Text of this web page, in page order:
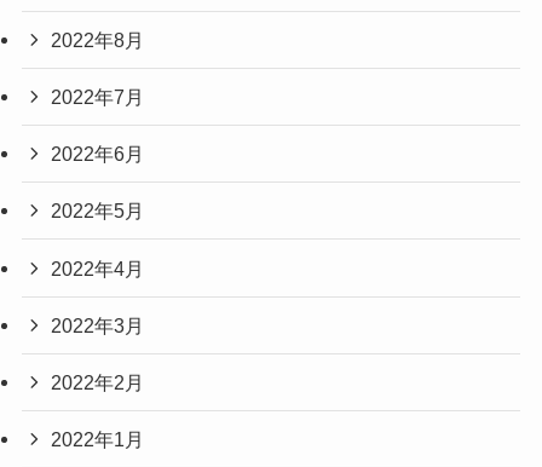
2022年8月
2022年7月
2022年6月
2022年5月
2022年4月
2022年3月
2022年2月
2022年1月